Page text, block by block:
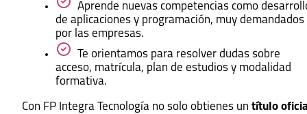
Aprende nuevas competencias como
de aplicaciones y programación, muy demandados
por las empresas.
Te orientamos para resolver dudas sobre
acceso, matrícula, plan de estudios y modalidad
formativa.
Con FP Integra Tecnología no solo obtienes un título